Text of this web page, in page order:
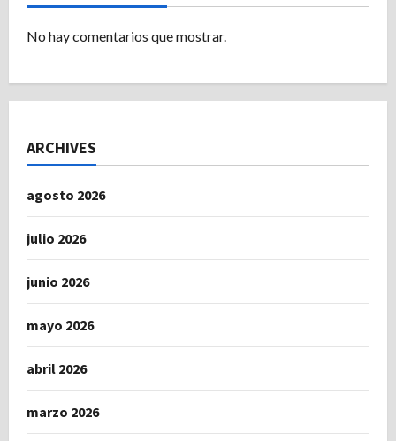
No hay comentarios que mostrar.
ARCHIVES
agosto 2026
julio 2026
junio 2026
mayo 2026
abril 2026
marzo 2026